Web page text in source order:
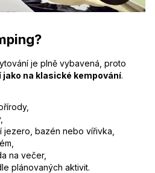
je plně vybavená, proto
na klasické kempování.
bazén nebo vířivka,
na večer,
plánovaných aktivit.